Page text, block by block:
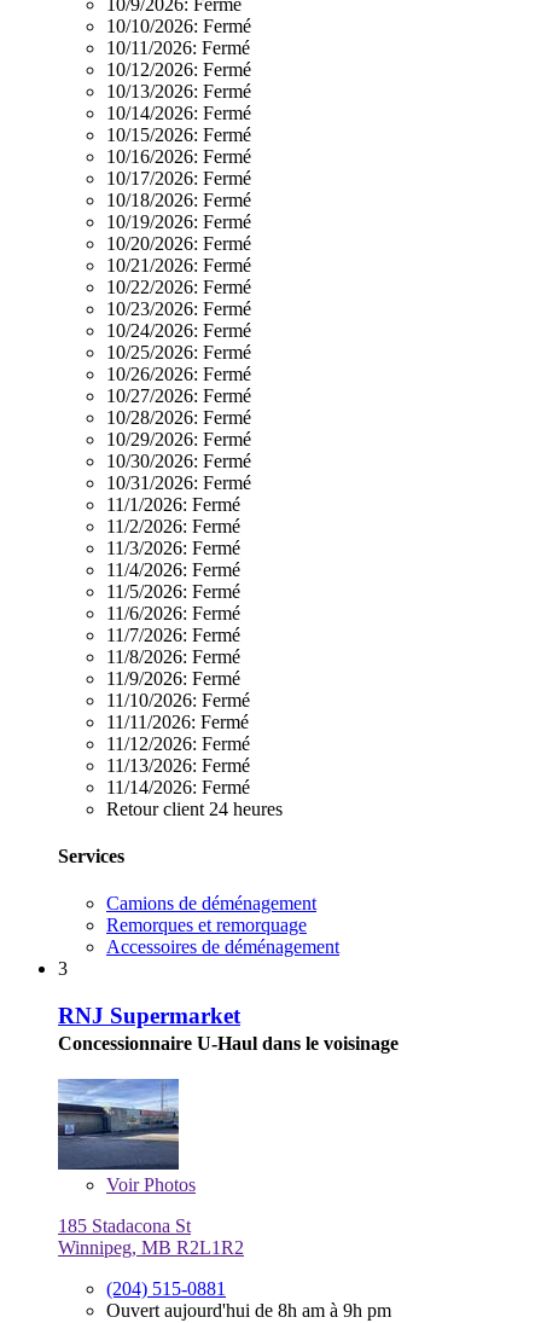
10/10/2026: Fermé
10/11/2026: Fermé
10/12/2026: Fermé
10/13/2026: Fermé
10/14/2026: Fermé
10/15/2026: Fermé
10/16/2026: Fermé
10/17/2026: Fermé
10/18/2026: Fermé
10/19/2026: Fermé
10/20/2026: Fermé
10/21/2026: Fermé
10/22/2026: Fermé
10/23/2026: Fermé
10/24/2026: Fermé
10/25/2026: Fermé
10/26/2026: Fermé
10/27/2026: Fermé
10/28/2026: Fermé
10/29/2026: Fermé
10/30/2026: Fermé
10/31/2026: Fermé
11/1/2026: Fermé
11/2/2026: Fermé
11/3/2026: Fermé
11/4/2026: Fermé
11/5/2026: Fermé
11/6/2026: Fermé
11/7/2026: Fermé
11/8/2026: Fermé
11/9/2026: Fermé
11/10/2026: Fermé
11/11/2026: Fermé
11/12/2026: Fermé
11/13/2026: Fermé
11/14/2026: Fermé
Retour client 24 heures
Services
Camions de déménagement
Remorques et remorquage
Accessoires de déménagement
3
RNJ Supermarket
Concessionnaire U-Haul dans le voisinage
VoirPhotos
185 Stadacona St
Winnipeg, MB R2L1R2
(204) 515-0881
Ouvert aujourd'hui de 8h am à 9h pm